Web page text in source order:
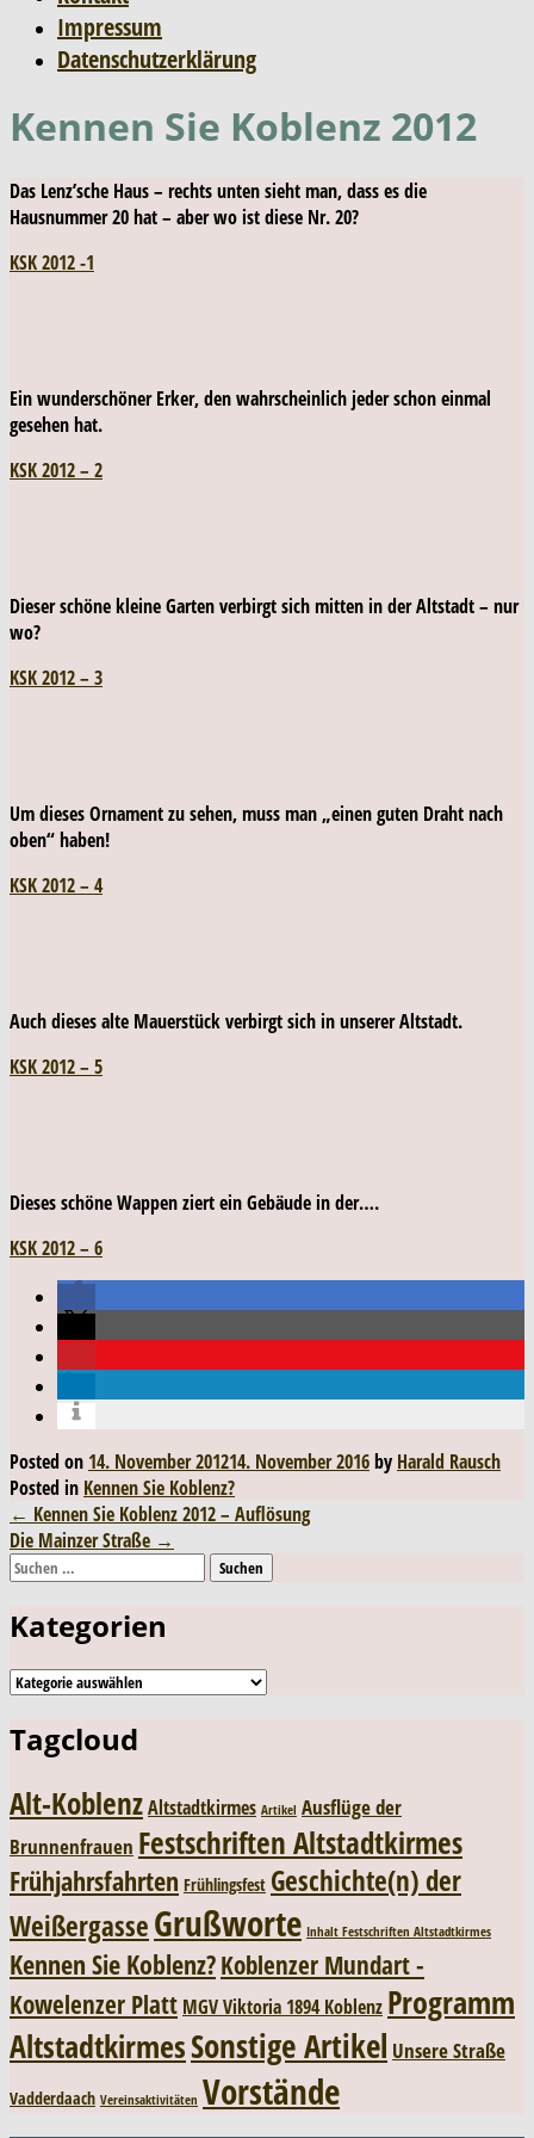
Impressum
Datenschutzerklärung
Kennen Sie Koblenz 2012
Das Lenz’sche Haus – rechts unten sieht man, dass es die
Hausnummer 20 hat – aber wo ist diese Nr. 20?
KSK 2012 -1
Ein wunderschöner Erker, den wahrscheinlich jeder schon einmal
gesehen hat.
KSK 2012 – 2
Dieser schöne kleine Garten verbirgt sich mitten in der Altstadt – nur
wo?
KSK 2012 – 3
Um dieses Ornament zu sehen, muss man „einen guten Draht nach
oben“ haben!
KSK 2012 – 4
Auch dieses alte Mauerstück verbirgt sich in unserer Altstadt.
KSK 2012 – 5
Dieses schöne Wappen ziert ein Gebäude in der….
KSK 2012 – 6
Posted on 14. November 201214. November 2016by Harald Rausch
Posted in Kennen Sie Koblenz?
Post
navigation
← Kennen Sie Koblenz 2012 – Auflösung
Die Mainzer Straße →
Suchen
nach:
Kategorien
Kategorien
Tagcloud
Alt-KoblenzAltstadtkirmes Artikel Ausflüge der
Brunnenfrauen Festschriften Altstadtkirmes
Frühjahrsfahrten Frühlingsfest Geschichte(n) der
WeißergasseGrußworte Inhalt Festschriften Altstadtkirmes
Kennen Sie Koblenz?Koblenzer Mundart -
Kowelenzer Platt MGV Viktoria 1894 Koblenz Programm
AltstadtkirmesSonstige Artikel Unsere Straße
Vadderdaach Vereinsaktivitäten Vorstände